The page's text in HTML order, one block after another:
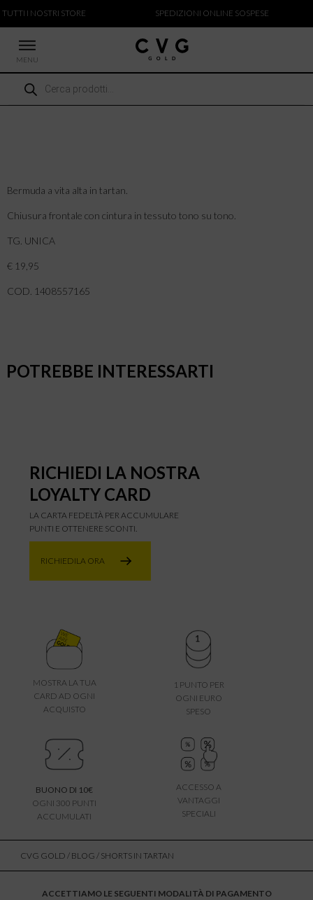
I NOSTRI STORE SPEDIZIONI ONLINE SOSPESE
MENU
Ricerca
prodotti
ARRIVI
Bermuda a vita alta in tartan.
Chiusura frontale con cintura in tessuto tono su tono.
TG. UNICA
€ 19,95
COD. 1408557165
POTREBBE INTERESSARTI
RICHIEDI LA NOSTRA
LOYALTY CARD
LA CARTA FEDELTÀ PER ACCUMULARE
PUNTI E OTTENERE SCONTI.
RICHIEDILA ORA
MOSTRA LA TUA
CARD AD OGNI
ACQUISTO
1 PUNTO PER
OGNI EURO
SPESO
BUONO DI 10€
OGNI 300 PUNTI
ACCUMULATI
ACCESSO A
VANTAGGI
SPECIALI
CVG GOLD / BLOG / SHORTS IN TARTAN
ACCETTIAMO LE SEGUENTI MODALITÀ DI PAGAMENTO